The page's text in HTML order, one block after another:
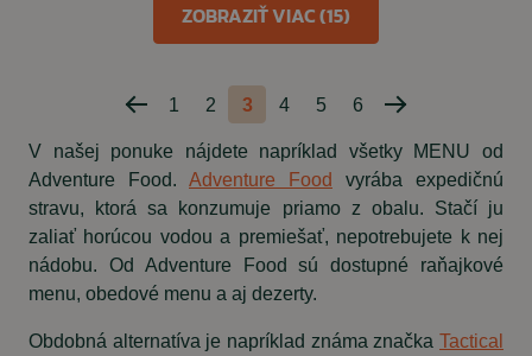
Predchádzajúca
strana
1 2 3 4 5 6
Nasledujúca
strana
ZOBRAZIŤ VIAC (15)
V našej ponuke nájdete napríklad všetky MENU od
Adventure Food. Adventure Food
vyrába expedičnú
stravu, ktorá sa konzumuje priamo z obalu. Stačí ju
zaliať horúcou vodou a premiešať, nepotrebujete k nej
nádobu. Od Adventure Food sú dostupné raňajkové
menu, obedové menu a aj dezerty.
Obdobná alternatíva je napríklad známa značka Tactical